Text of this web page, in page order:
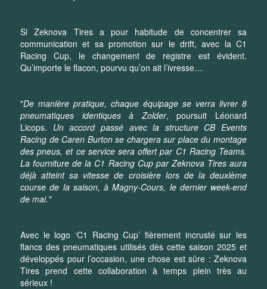
Si Zeknova Tires a pour habitude de concentrer sa
communication et sa promotion sur le drift, avec la C1
Racing Cup, le changement de registre est évident.
Qu’importe le flacon, pourvu qu’on ait l’ivresse…
"De manière pratique, chaque équipage se verra livrer 8
pneumatiques identiques à Zolder, poursuit Léonard
Licops. Un accord passé avec la structure CB Events
Racing de Caren Burton se chargera sur place du montage
des pneus, et ce service sera offert par C1 Racing Teams.
La fourniture de la C1 Racing Cup par Zeknova Tires aura
déjà atteint sa vitesse de croisière lors de la deuxième
course de la saison, à Magny-Cours, le dernier week-end
de mai."
Avec le logo ‘C1 Racing Cup’ fièrement incrusté sur les
flancs des pneumatiques utilisés dès cette saison 2025 et
développés pour l’occasion, une chose est sûre : Zeknova
Tires prend cette collaboration à temps plein très au
sérieux !